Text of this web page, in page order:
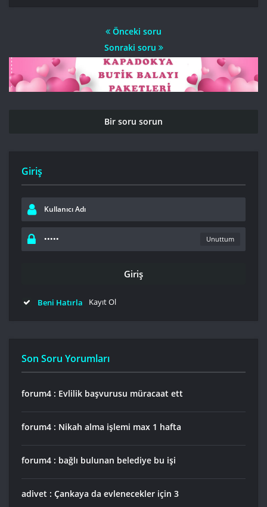
Önceki soru
Sonraki soru
Bir soru sorun
Giriş
Unuttum
Beni Hatırla Kayıt Ol
Son Soru Yorumları
forum4 : Evlilik başvurusu müracaat ett
forum4 : Nikah alma işlemi max 1 hafta
forum4 : bağlı bulunan belediye bu işi
adivet : Çankaya da evlenecekler için 3